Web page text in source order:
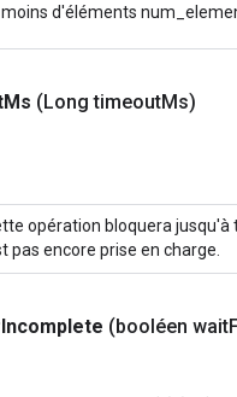
d'éléments
Ms (Long timeoutMs)
opération bloquera jusqu'à
pas encore prise en charge.
Incomplete (booléen wait